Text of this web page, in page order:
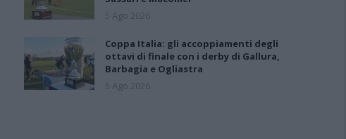
5 Ago 2026
Coppa Italia: gli accoppiamenti degli
ottavi di finale con i derby di Gallura,
Barbagia e Ogliastra
5 Ago 2026